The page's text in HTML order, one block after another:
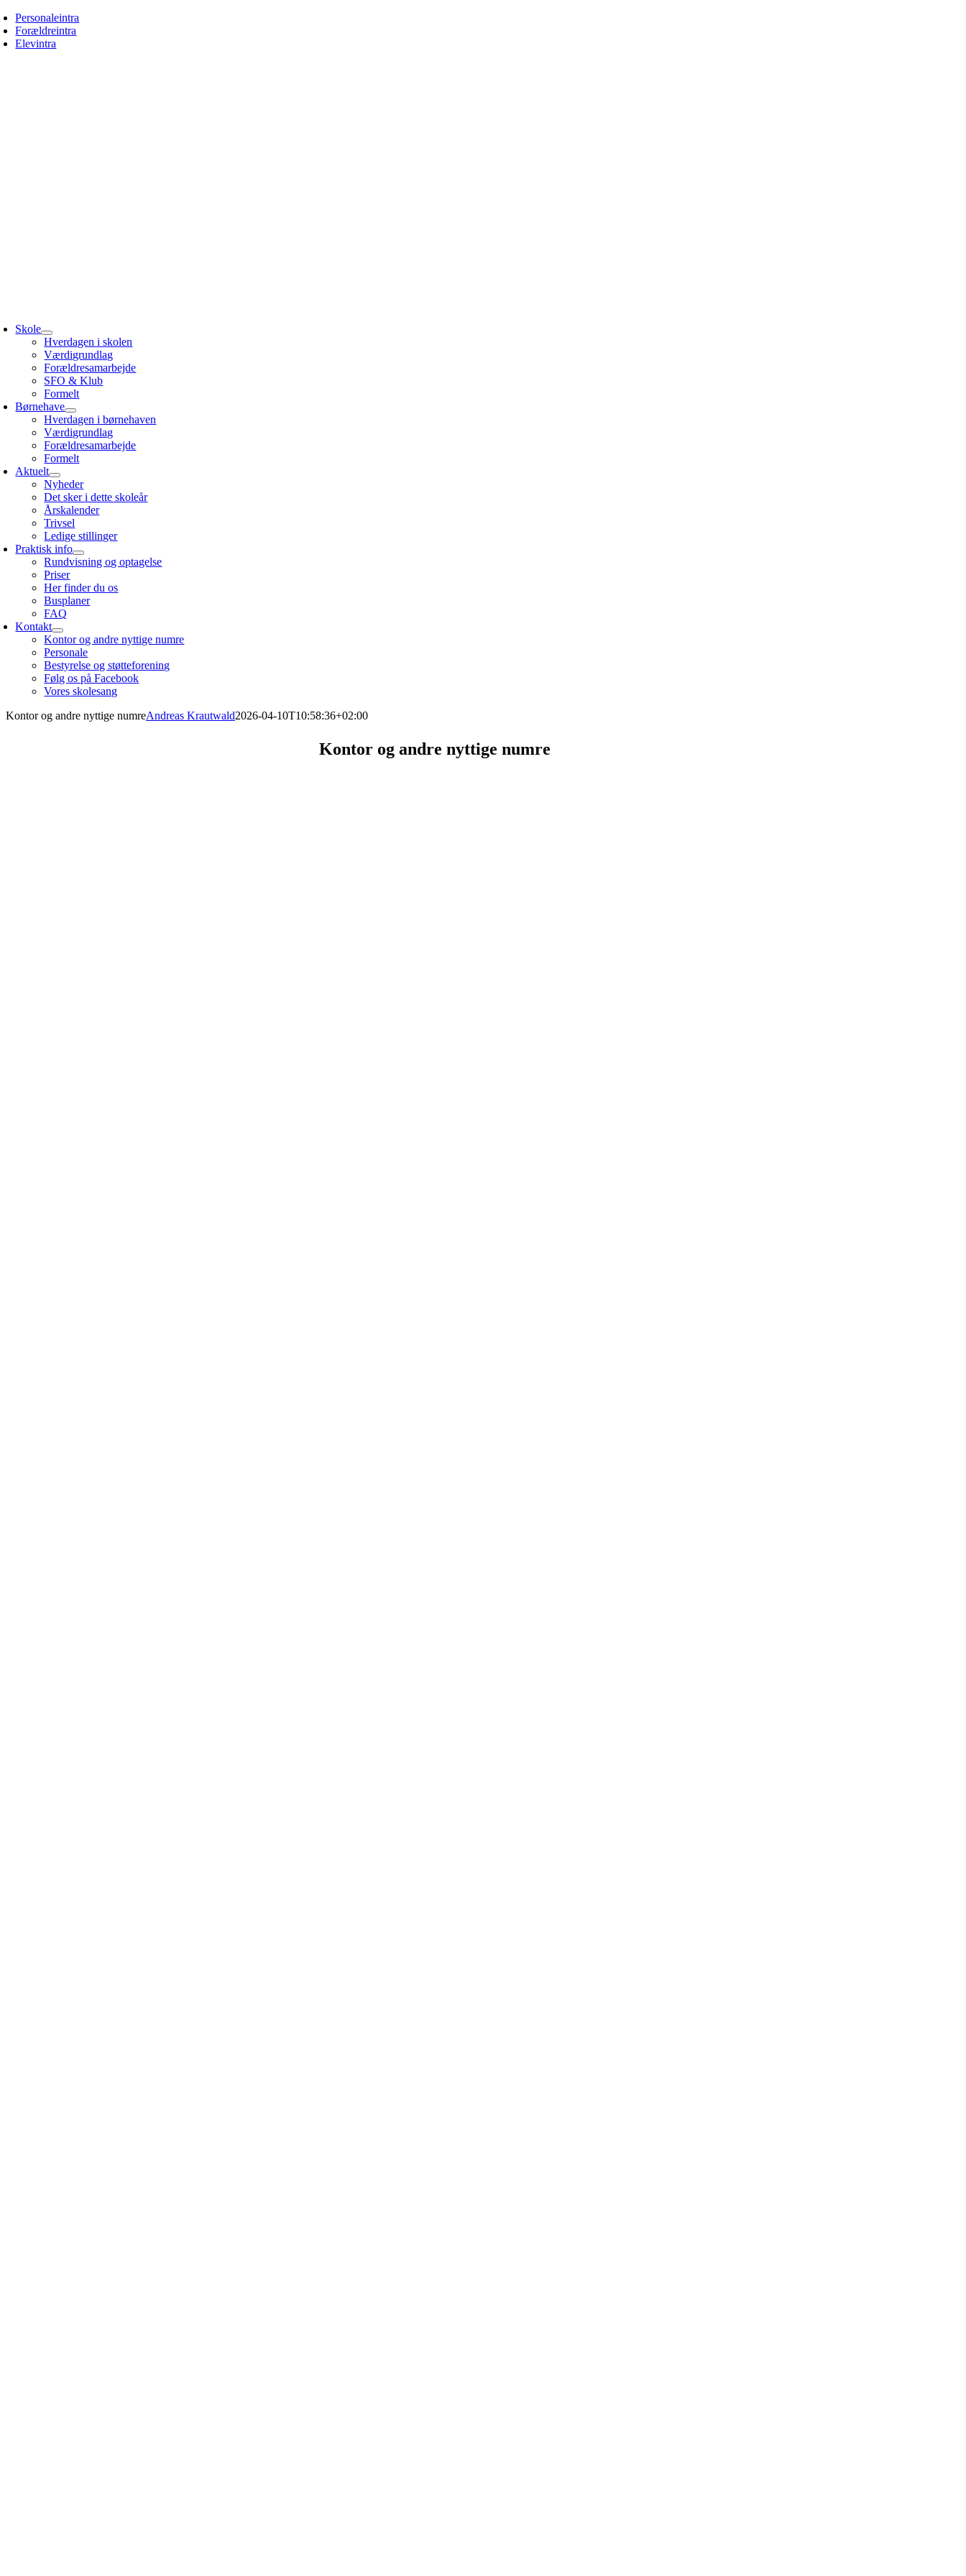
Skip
to
content
Personaleintra
Forældreintra
Elevintra
Skole
Hverdagen i skolen
Værdigrundlag
Forældresamarbejde
SFO & Klub
Formelt
Børnehave
Hverdagen i børnehaven
Værdigrundlag
Forældresamarbejde
Formelt
Aktuelt
Nyheder
Det sker i dette skoleår
Årskalender
Trivsel
Ledige stillinger
Praktisk info
Rundvisning og optagelse
Priser
Her finder du os
Busplaner
FAQ
Kontakt
Kontor og andre nyttige numre
Personale
Bestyrelse og støtteforening
Følg os på Facebook
Vores skolesang
Kontor og andre nyttige numreAndreas Krautwald2026-04-10T10:58:36+02:00
Kontor og andre nyttige numre